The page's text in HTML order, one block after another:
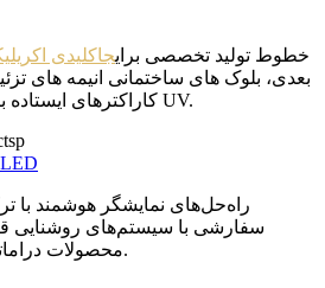
خطوط تولید تخصصی برایجاکلیدی
بعدی، بلوک های ساختمانی انیمه های
کاراکترهای ایستاده با استفاده از چاپ پیشرفته UV.
محصولات یکپارچه سازی LED
راه‌حل‌های نمایشگر هوشمند با
سفارشی با سیستم‌های روشنایی
محصولات دراماتیک از کلکسیون‌ها و کالاها.